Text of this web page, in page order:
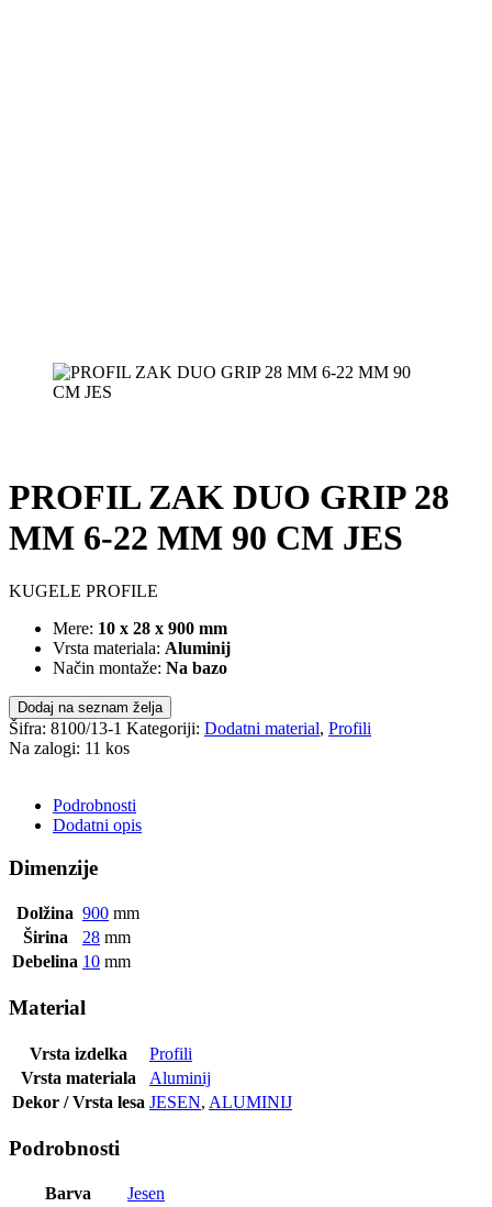
PROFIL ZAK DUO GRIP 28
MM 6-22 MM 90 CM JES
KUGELE PROFILE
Mere: 10 x 28 x 900 mm
Vrsta materiala: Aluminij
Način montaže: Na bazo
Dodaj na seznam želja
Šifra: 8100/13-1 Kategoriji: Dodatni material, Profili
Na zalogi: 11 kos
Podrobnosti
Dodatni opis
Dimenzije
Dolžina 900 mm
Širina
28 mm
Debelina 10 mm
Material
Vrsta izdelka
Profili
Vrsta materiala
Aluminij
Dekor / Vrsta lesa JESEN, ALUMINIJ
Podrobnosti
Barva
Jesen